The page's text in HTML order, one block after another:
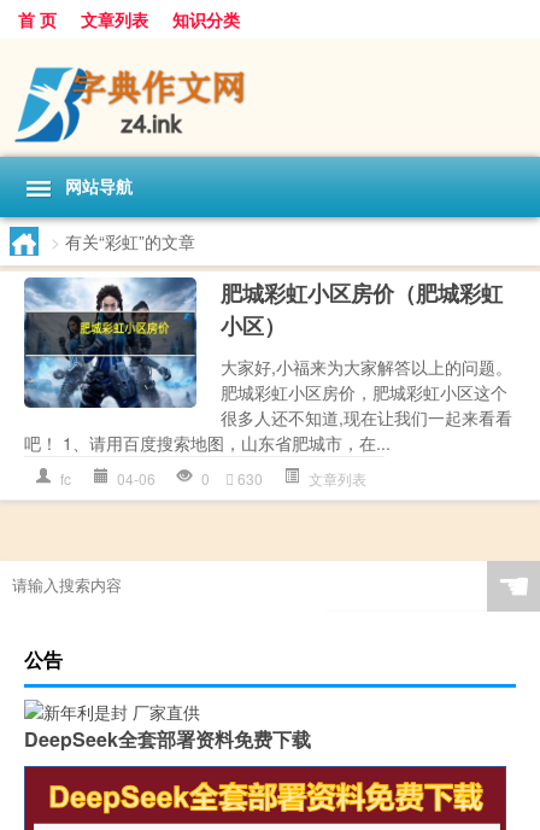
首 页 文章列表 知识分类
网站导航
> 有关“彩虹”的文章
肥城彩虹小区房价（肥城彩虹
小区）
大家好,小福来为大家解答以上的问题。
肥城彩虹小区房价，肥城彩虹小区这个
很多人还不知道,现在让我们一起来看看
吧！ 1、请用百度搜索地图，山东省肥城市，在...
fc 04-06 0 630 文章列表
☚
公告
DeepSeek全套部署资料免费下载